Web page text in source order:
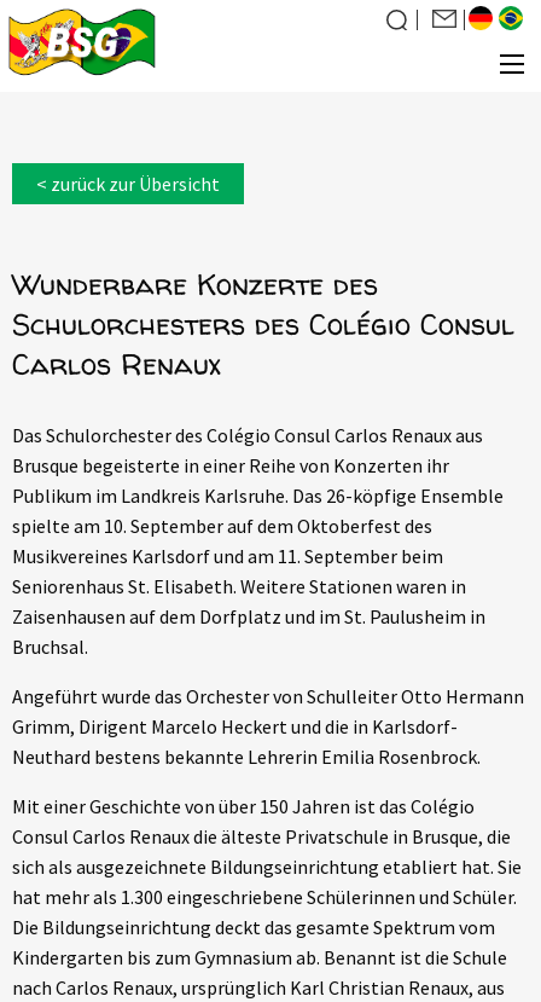
Was wir tun
Veranstaltungen
Galerie
Familiensuche
Mitglied werden
< zurück zur Übersicht
Wunderbare Konzerte des
Schulorchesters des Colégio Consul
Carlos Renaux
Das Schulorchester des Colégio Consul Carlos Renaux aus
Brusque begeisterte in einer Reihe von Konzerten ihr
Publikum im Landkreis Karlsruhe. Das 26-köpfige Ensemble
spielte am 10. September auf dem Oktoberfest des
Musikvereines Karlsdorf und am 11. September beim
Seniorenhaus St. Elisabeth. Weitere Stationen waren in
Zaisenhausen auf dem Dorfplatz und im St. Paulusheim in
Bruchsal.
Angeführt wurde das Orchester von Schulleiter Otto Hermann
Grimm, Dirigent Marcelo Heckert und die in Karlsdorf-
Neuthard bestens bekannte Lehrerin Emilia Rosenbrock.
Mit einer Geschichte von über 150 Jahren ist das Colégio
Consul Carlos Renaux die älteste Privatschule in Brusque, die
sich als ausgezeichnete Bildungseinrichtung etabliert hat. Sie
hat mehr als 1.300 eingeschriebene Schülerinnen und Schüler.
Die Bildungseinrichtung deckt das gesamte Spektrum vom
Kindergarten bis zum Gymnasium ab. Benannt ist die Schule
nach Carlos Renaux, ursprünglich Karl Christian Renaux, aus